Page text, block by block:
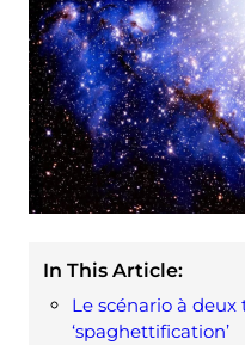
In This Article:
Le scénario à deux
‘spaghettification’